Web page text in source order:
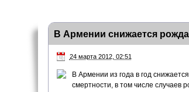
В Армении снижается
24 марта 2012, 02:51
В Армении из года в год
смертности, в том числе случаев